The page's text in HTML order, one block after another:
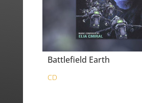
Battlefield Earth
CD